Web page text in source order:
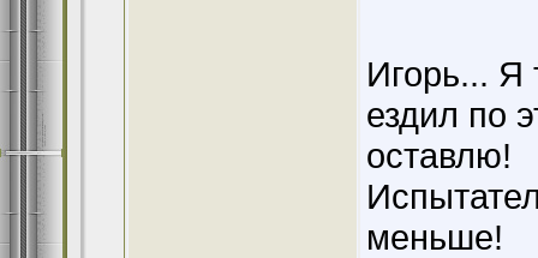
Игорь... Я
ездил по
оставлю!
меньше!